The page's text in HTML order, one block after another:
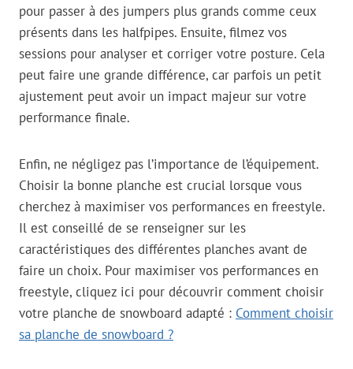
pour passer à des jumpers plus grands comme ceux
présents dans les halfpipes. Ensuite, filmez vos
sessions pour analyser et corriger votre posture. Cela
peut faire une grande différence, car parfois un petit
ajustement peut avoir un impact majeur sur votre
performance finale.
Enfin, ne négligez pas l’importance de l’équipement.
Choisir la bonne planche est crucial lorsque vous
cherchez à maximiser vos performances en freestyle.
Il est conseillé de se renseigner sur les
caractéristiques des différentes planches avant de
faire un choix. Pour maximiser vos performances en
freestyle, cliquez ici pour découvrir comment choisir
votre planche de snowboard adapté : Comment choisir
sa planche de snowboard ?